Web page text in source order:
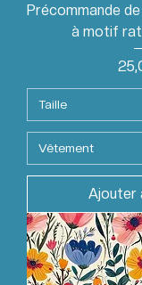
Précommande
à motif
Prix
Ajouter